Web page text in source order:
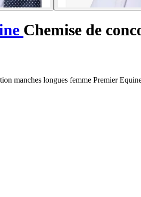
Chemise de
manches longues femme Premier